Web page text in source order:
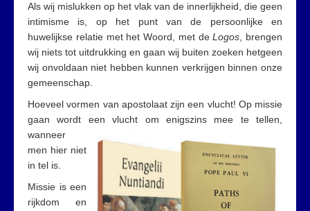
Als wij mislukken op het vlak van de innerlijkheid, die geen
intimisme is, op het punt van de persoonlijke en
huwelijkse relatie met het Woord, met deLogos, brengen
wij niets tot uitdrukking en gaan wij buiten zoeken hetgeen
wij onvoldaan niet hebben kunnen verkrijgen binnen onze
gemeenschap.
Hoeveel vormen van apostolaat zijn een vlucht! Op missie
gaan wordt een vlucht om enigszins mee te tellen,
wanneer
men hier niet
in tel is.
Missie is een
rijkdom en